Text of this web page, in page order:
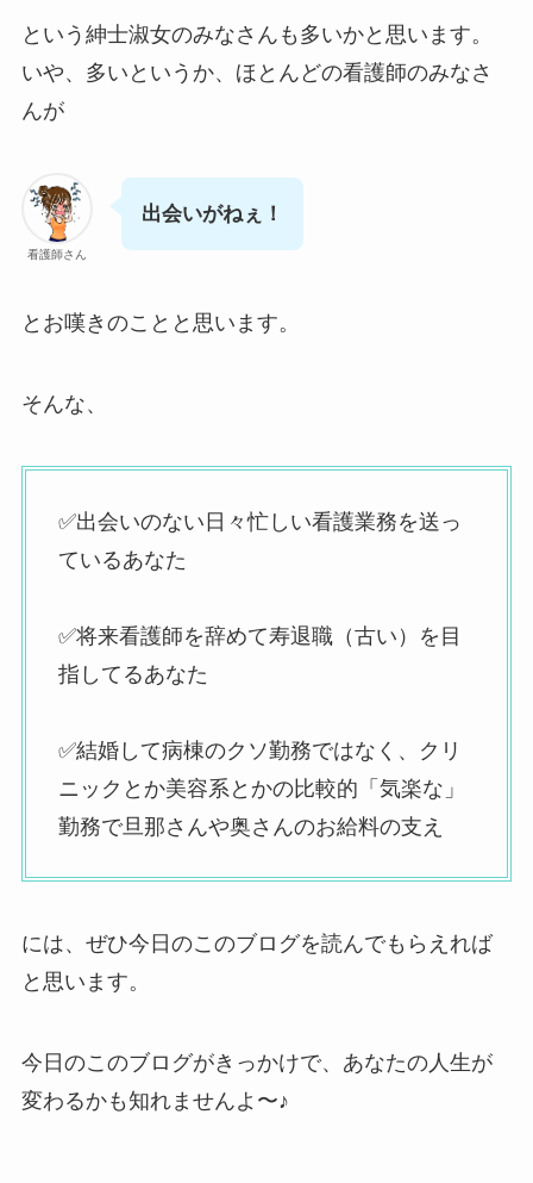
という紳士淑女のみなさんも多いかと思います。
いや、多いというか、ほとんどの看護師のみなさ
んが
看護師さん
出会いがねぇ！
とお嘆きのことと思います。
そんな、
✅出会いのない日々忙しい看護業務を送っ
ているあなた
✅将来看護師を辞めて寿退職（古い）を目
指してるあなた
✅結婚して病棟のクソ勤務ではなく、クリ
ニックとか美容系とかの比較的「気楽な」
勤務で旦那さんや奥さんのお給料の支え
には、ぜひ今日のこのブログを読んでもらえれば
と思います。
今日のこのブログがきっかけで、あなたの人生が
変わるかも知れませんよ〜♪